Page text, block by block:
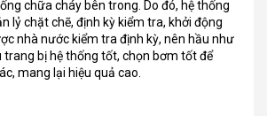
chữa cháy bên trong. Do đó, hệ thống
lỷ chặt chẽ, định kỳ kiểm tra, khởi động
nhà nước kiểm tra định kỳ, nên hầu như
trang bị hệ thống tốt, chọn bơm tốt để
mang lại hiệu quả cao.